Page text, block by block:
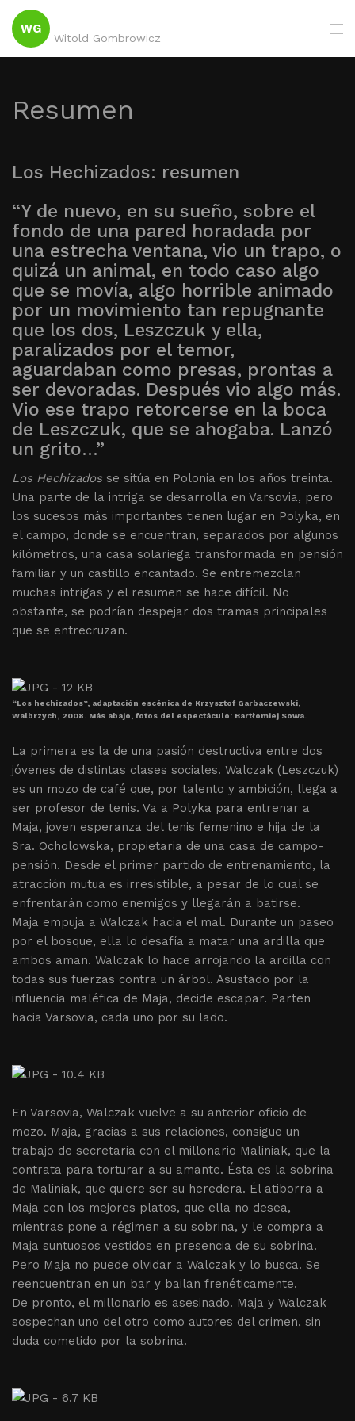
WG
Witold Gombrowicz
Resumen
Los Hechizados: resumen
“Y de nuevo, en su sueño, sobre el
fondo de una pared horadada por
una estrecha ventana, vio un trapo, o
quizá un animal, en todo caso algo
que se movía, algo horrible animado
por un movimiento tan repugnante
que los dos, Leszczuk y ella,
paralizados por el temor,
aguardaban como presas, prontas a
ser devoradas. Después vio algo más.
Vio ese trapo retorcerse en la boca
de Leszczuk, que se ahogaba. Lanzó
un grito…”
Los Hechizadosse sitúa en Polonia en los años treinta.
Una parte de la intriga se desarrolla en Varsovia, pero
los sucesos más importantes tienen lugar en Polyka, en
el campo, donde se encuentran, separados por algunos
kilómetros, una casa solariega transformada en pensión
familiar y un castillo encantado. Se entremezclan
muchas intrigas y el resumen se hace difícil. No
obstante, se podrían despejar dos tramas principales
que se entrecruzan.
“Los hechizados”, adaptación escénica de Krzysztof Garbaczewski,
Walbrzych, 2008. Más abajo, fotos del espectáculo: Bartłomiej Sowa.
La primera es la de una pasión destructiva entre dos
jóvenes de distintas clases sociales. Walczak (Leszczuk)
es un mozo de café que, por talento y ambición, llega a
ser profesor de tenis. Va a Polyka para entrenar a
Maja, joven esperanza del tenis femenino e hija de la
Sra. Ocholowska, propietaria de una casa de campo-
pensión. Desde el primer partido de entrenamiento, la
atracción mutua es irresistible, a pesar de lo cual se
enfrentarán como enemigos y llegarán a batirse.
Maja empuja a Walczak hacia el mal. Durante un paseo
por el bosque, ella lo desafía a matar una ardilla que
ambos aman. Walczak lo hace arrojando la ardilla con
todas sus fuerzas contra un árbol. Asustado por la
influencia maléfica de Maja, decide escapar. Parten
hacia Varsovia, cada uno por su lado.
En Varsovia, Walczak vuelve a su anterior oficio de
mozo. Maja, gracias a sus relaciones, consigue un
trabajo de secretaria con el millonario Maliniak, que la
contrata para torturar a su amante. Ésta es la sobrina
de Maliniak, que quiere ser su heredera. Él atiborra a
Maja con los mejores platos, que ella no desea,
mientras pone a régimen a su sobrina, y le compra a
Maja suntuosos vestidos en presencia de su sobrina.
Pero Maja no puede olvidar a Walczak y lo busca. Se
reencuentran en un bar y bailan frenéticamente.
De pronto, el millonario es asesinado. Maja y Walczak
sospechan uno del otro como autores del crimen, sin
duda cometido por la sobrina.